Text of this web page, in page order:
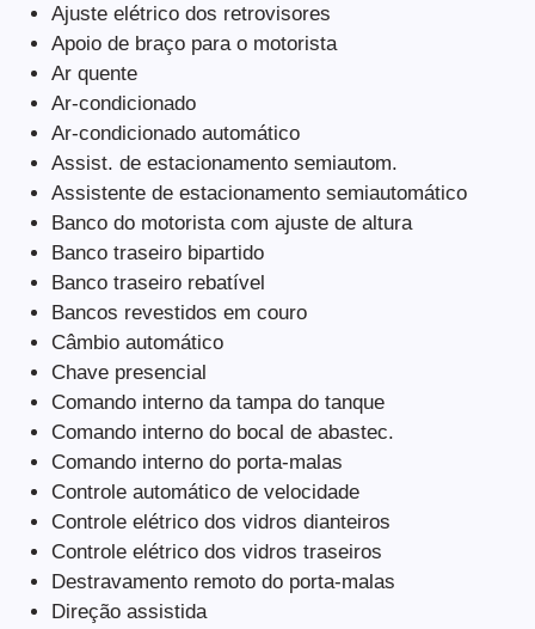
Ajuste elétrico dos retrovisores
Apoio de braço para o motorista
Ar quente
Ar-condicionado
Ar-condicionado automático
Assist. de estacionamento semiautom.
Assistente de estacionamento semiautomático
Banco do motorista com ajuste de altura
Banco traseiro bipartido
Banco traseiro rebatível
Bancos revestidos em couro
Câmbio automático
Chave presencial
Comando interno da tampa do tanque
Comando interno do bocal de abastec.
Comando interno do porta-malas
Controle automático de velocidade
Controle elétrico dos vidros dianteiros
Controle elétrico dos vidros traseiros
Destravamento remoto do porta-malas
Direção assistida